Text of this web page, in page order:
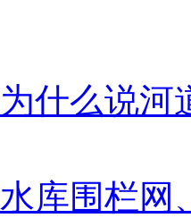
为什么说河
水库围栏网